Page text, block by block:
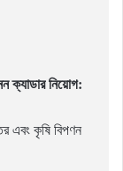
ক্যাডার নিয়োগ:
এবং কৃষি বিপণন